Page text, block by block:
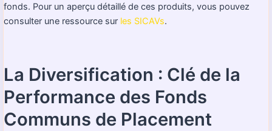
fonds. Pour un aperçu détaillé de ces produits, vous pouvez
consulter une ressource sur les SICAVs.
La Diversification : Clé de la
Performance des Fonds
Communs de Placement